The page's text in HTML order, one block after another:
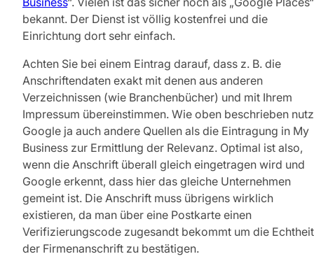
bekannt. Der Dienst ist völlig kostenfrei und die
Einrichtung dort sehr einfach.
Achten Sie bei einem Eintrag darauf, dass z. B. die
Anschriftendaten exakt mit denen aus anderen
Verzeichnissen (wie Branchenbücher) und mit Ihrem
Impressum übereinstimmen. Wie oben beschrieben
Google ja auch andere Quellen als die Eintragung in My
Business zur Ermittlung der Relevanz. Optimal ist also,
wenn die Anschrift überall gleich eingetragen wird und
Google erkennt, dass hier das gleiche Unternehmen
gemeint ist. Die Anschrift muss übrigens wirklich
existieren, da man über eine Postkarte einen
Verifizierungscode zugesandt bekommt um die Echtheit
der Firmenanschrift zu bestätigen.